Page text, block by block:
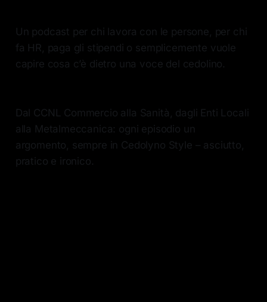
Un podcast per chi lavora con le persone, per chi
fa HR, paga gli stipendi o semplicemente vuole
capire cosa c’è dietro una voce del cedolino.
Dal CCNL Commercio alla Sanità, dagli Enti Locali
alla Metalmeccanica: ogni episodio un
argomento, sempre in Cedolyno Style – asciutto,
pratico e ironico.